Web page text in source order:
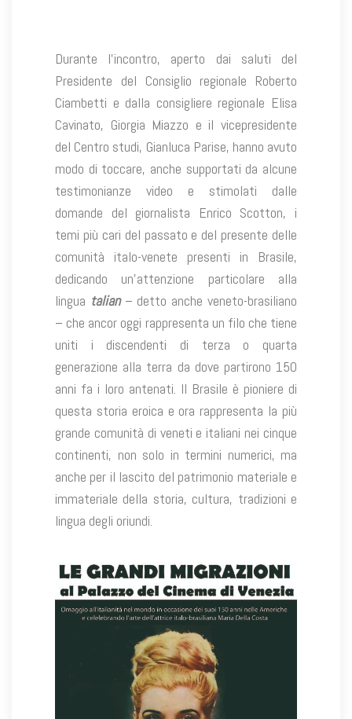
Durante l’incontro, aperto dai saluti del
Presidente del Consiglio regionale Roberto
Ciambetti e dalla consigliere regionale Elisa
Cavinato, Giorgia Miazzo e il vicepresidente
del Centro studi, Gianluca Parise, hanno avuto
modo di toccare, anche supportati da alcune
testimonianze video e stimolati dalle
domande del giornalista Enrico Scotton, i
temi più cari del passato e del presente delle
comunità italo-venete presenti in Brasile,
dedicando un’attenzione particolare alla
lingua talian– detto anche veneto-brasiliano
– che ancor oggi rappresenta un filo che tiene
uniti i discendenti di terza o quarta
generazione alla terra da dove partirono 150
anni fa i loro antenati. Il Brasile è pioniere di
questa storia eroica e ora rappresenta la più
grande comunità di veneti e italiani nei cinque
continenti, non solo in termini numerici, ma
anche per il lascito del patrimonio materiale e
immateriale della storia, cultura, tradizioni e
lingua degli oriundi.